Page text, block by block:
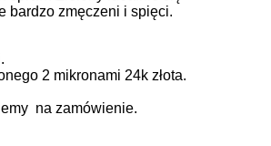
bardzo zmęczeni i spięci.
2 mikronami 24k złota.
na zamówienie.